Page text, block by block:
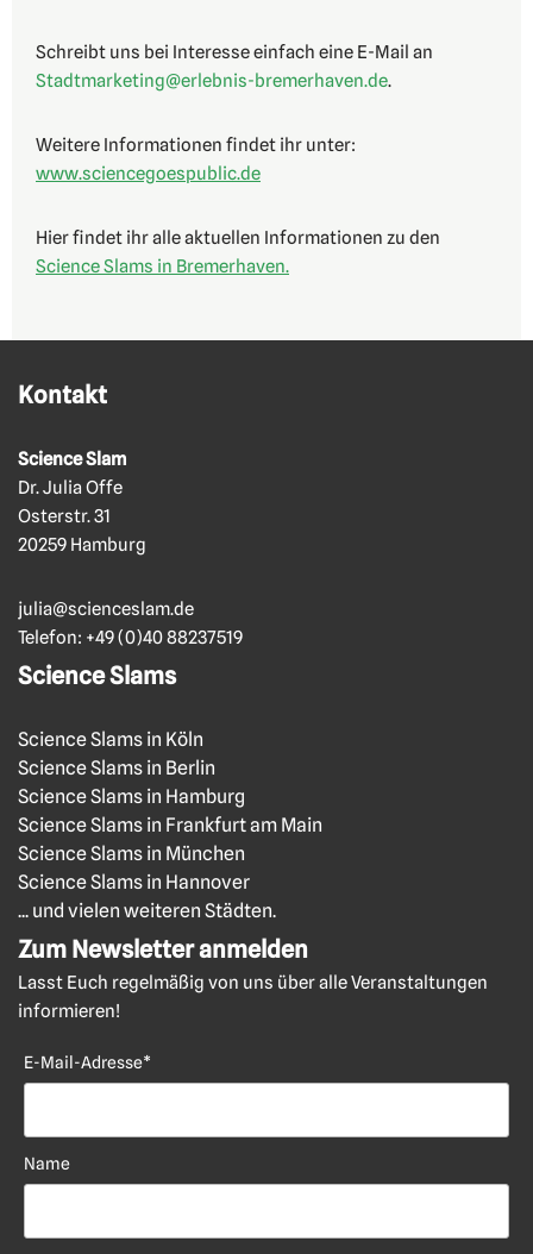
Schreibt uns bei Interesse einfach eine E-Mail an
Stadtmarketing@erlebnis-bremerhaven.de.
Weitere Informationen findet ihr unter:
www.sciencegoespublic.de
Hier findet ihr alle aktuellen Informationen zu den
Science Slams in Bremerhaven.
Kontakt
Science Slam
Dr. Julia Offe
Osterstr. 31
20259 Hamburg
julia@scienceslam.de
Telefon: +49 (0)40 88237519
Science Slams
Science Slams in Köln
Science Slams in Berlin
Science Slams in Hamburg
Science Slams in Frankfurt am Main
Science Slams in München
Science Slams in Hannover
... und vielen weiteren Städten.
Zum Newsletter anmelden
Lasst Euch regelmäßig von uns über alle Veranstaltungen
informieren!
E-Mail-Adresse*
Name